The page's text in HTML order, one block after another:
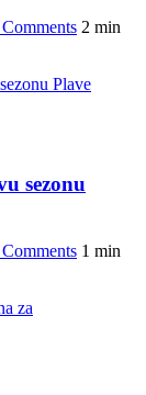
2 min
sezonu
1 min